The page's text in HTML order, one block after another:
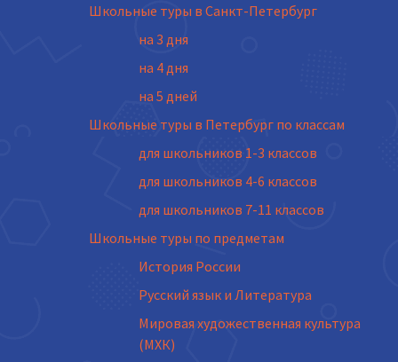
Школьные туры в Санкт-Петербург
на 3 дня
на 4 дня
на 5 дней
Школьные туры в Петербург по классам
для школьников 1-3 классов
для школьников 4-6 классов
для школьников 7-11 классов
Школьные туры по предметам
История России
Русский язык и Литература
Мировая художественная культура
(МХК)